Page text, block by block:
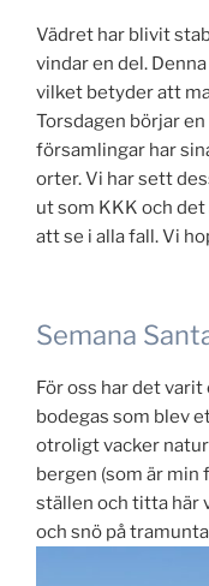
Vädret har blivit
vindar en del.
vilket betyder att
Torsdagen börjar
församlingar har
orter. Vi har sett
ut som KKK och
att se i alla fall. Vi
Semana
För oss har det varit
bodegas som blev
otroligt vacker
bergen (som är min
ställen och titta här
och snö på